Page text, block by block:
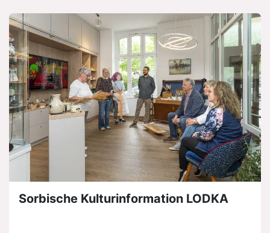
Sorbische Kulturinformation LODKA